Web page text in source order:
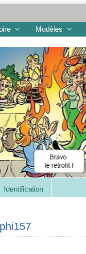
Modèles
Identification